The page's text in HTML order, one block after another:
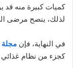
كميات كبيرة منه قد
لذلك، ينصح مرضى
في النهاية، فإن مجلة
كجزء من نظام